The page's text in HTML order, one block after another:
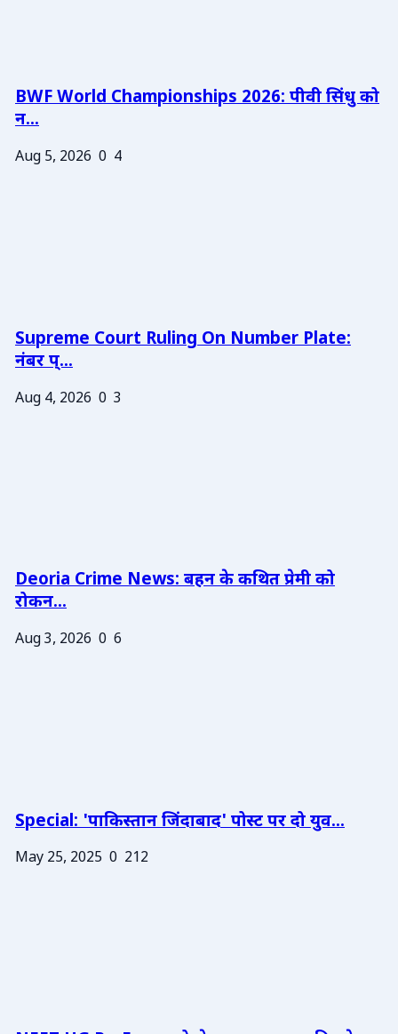
BWF World Championships 2026: पीवी सिंधु को
न...
Aug 5, 2026 0 4
Supreme Court Ruling On Number Plate:
नंबर प्...
Aug 4, 2026 0 3
Deoria Crime News: बहन के कथित प्रेमी को
रोकन...
Aug 3, 2026 0 6
Special: 'पाकिस्तान जिंदाबाद' पोस्ट पर दो युव...
May 25, 2025 0 212